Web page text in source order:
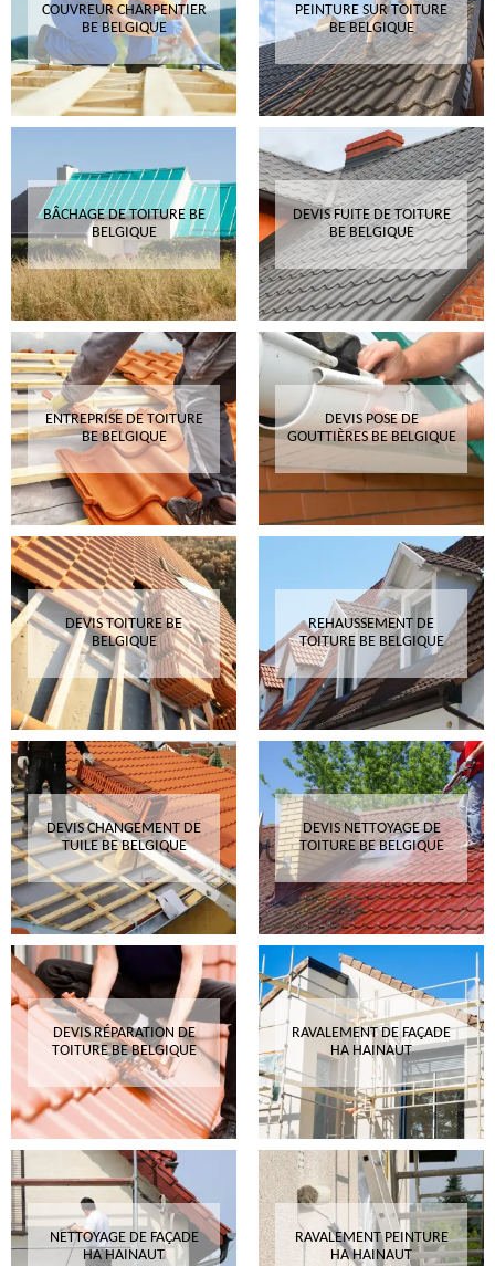
COUVREUR CHARPENTIER
BE BELGIQUE
PEINTURE SUR TOITURE
BE BELGIQUE
BÂCHAGE DE TOITURE BE
BELGIQUE
DEVIS FUITE DE TOITURE
BE BELGIQUE
ENTREPRISE DE TOITURE
BE BELGIQUE
DEVIS POSE DE
GOUTTIÈRES BE BELGIQUE
DEVIS TOITURE BE
BELGIQUE
REHAUSSEMENT DE
TOITURE BE BELGIQUE
DEVIS CHANGEMENT DE
TUILE BE BELGIQUE
DEVIS NETTOYAGE DE
TOITURE BE BELGIQUE
DEVIS RÉPARATION DE
TOITURE BE BELGIQUE
RAVALEMENT DE FAÇADE
HA HAINAUT
NETTOYAGE DE FAÇADE
HA HAINAUT
RAVALEMENT PEINTURE
HA HAINAUT